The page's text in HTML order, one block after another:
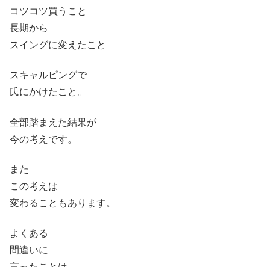
コツコツ買うこと
長期から
スイングに変えたこと
スキャルピングで
氏にかけたこと。
全部踏まえた結果が
今の考えです。
また
この考えは
変わることもあります。
よくある
間違いに